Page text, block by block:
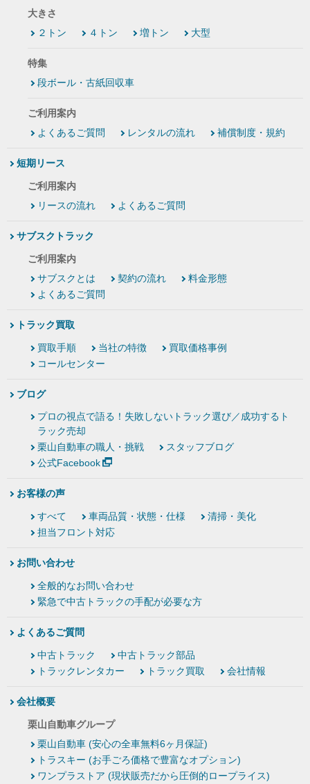
大きさ
２トン
４トン 増トン 大型
特集
段ボール・古紙回収車
ご利用案内
よくあるご質問
レンタルの流れ 補償制度・規約
短期リース
ご利用案内
リースの流れ
よくあるご質問
サブスクトラック
ご利用案内
サブスクとは
契約の流れ
料金形態
よくあるご質問
トラック買取
買取手順 当社の特徴
買取価格事例
コールセンター
ブログ
プロの視点で語る！失敗しないトラック選び／成功するト
ラック売却
栗山自動車の職人・挑戦
スタッフブログ
公式Facebook
お客様の声
すべて 車両品質・状態・仕様
清掃・美化
担当フロント対応
お問い合わせ
全般的なお問い合わせ
緊急で中古トラックの手配が必要な方
よくあるご質問
中古トラック
中古トラック部品
トラックレンタカー
トラック買取 会社情報
会社概要
栗山自動車グループ
栗山自動車 (安心の全車無料6ヶ月保証)
トラスキー (お手ごろ価格で豊富なオプション)
ワンプラストア (現状販売だから圧倒的ロープライス)